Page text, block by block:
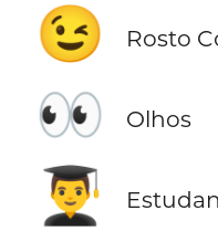
😉 Rosto
👀 Olhos
👨‍🎓